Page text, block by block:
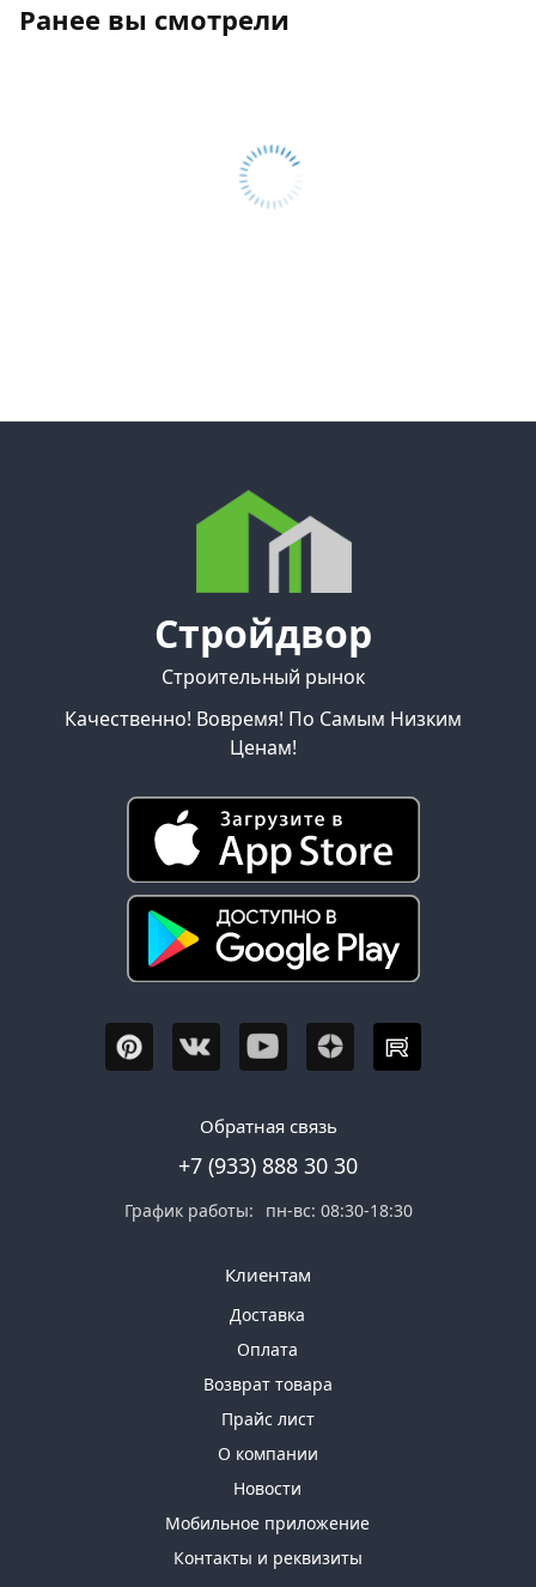
Ранее вы смотрели
Стройдвор
Строительный рынок
Качественно! Вовремя! По Самым Низким
Ценам!
Обратная связь
+7 (933) 888 30 30
График работы: пн-вс: 08:30-18:30
Клиентам
Доставка
Оплата
Возврат товара
Прайс лист
О компании
Новости
Мобильное приложение
Контакты и реквизиты